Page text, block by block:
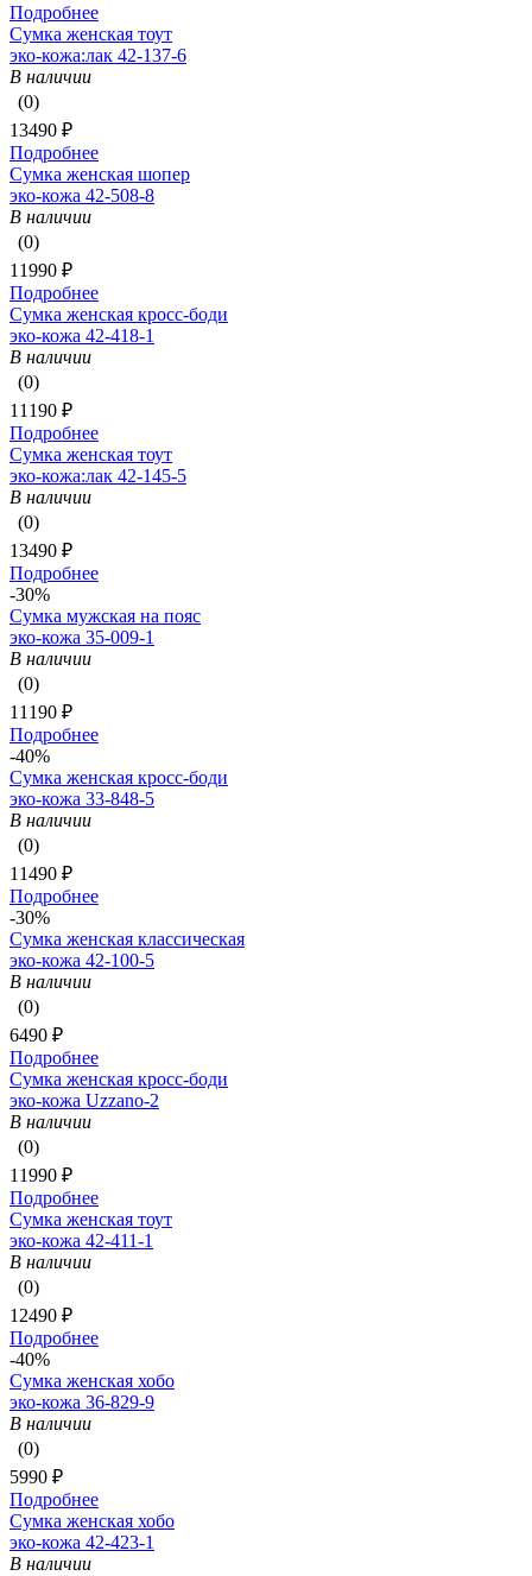
Подробнее
Сумка женская тоут
эко-кожа:лак 42-137-6
В наличии
(0)
13490 ₽
Подробнее
Сумка женская шопер
эко-кожа 42-508-8
В наличии
(0)
11990 ₽
Подробнее
Сумка женская кросс-боди
эко-кожа 42-418-1
В наличии
(0)
11190 ₽
Подробнее
Сумка женская тоут
эко-кожа:лак 42-145-5
В наличии
(0)
13490 ₽
Подробнее
-30%
Сумка мужская на пояс
эко-кожа 35-009-1
В наличии
(0)
11190 ₽
Подробнее
-40%
Сумка женская кросс-боди
эко-кожа 33-848-5
В наличии
(0)
11490 ₽
Подробнее
-30%
Сумка женская классическая
эко-кожа 42-100-5
В наличии
(0)
6490 ₽
Подробнее
Сумка женская кросс-боди
эко-кожа Uzzano-2
В наличии
(0)
11990 ₽
Подробнее
Сумка женская тоут
эко-кожа 42-411-1
В наличии
(0)
12490 ₽
Подробнее
-40%
Сумка женская хобо
эко-кожа 36-829-9
В наличии
(0)
5990 ₽
Подробнее
Сумка женская хобо
эко-кожа 42-423-1
В наличии